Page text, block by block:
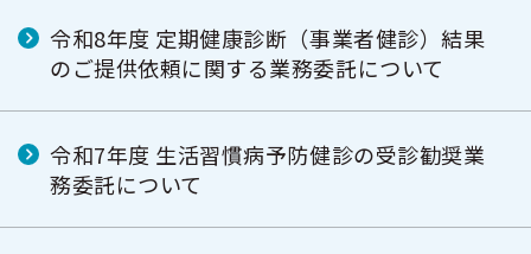
ー
ュ
ー
令和8年度 定期健康診断（事業者健診）結果
のご提供依頼に関する業務委託について
令和7年度 生活習慣病予防健診の受診勧奨業
務委託について